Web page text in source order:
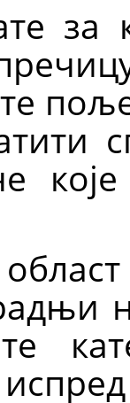
за
које